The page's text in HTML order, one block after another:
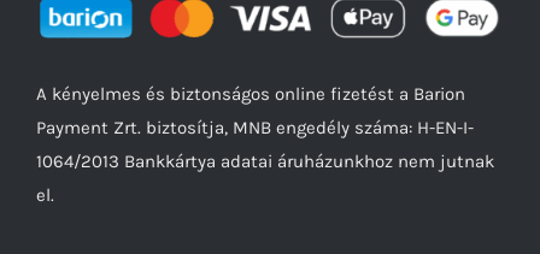
A kényelmes és biztonságos online fizetést a Barion
Payment Zrt. biztosítja, MNB engedély száma: H-EN-I-
1064/2013 Bankkártya adatai áruházunkhoz nem jutnak
el.